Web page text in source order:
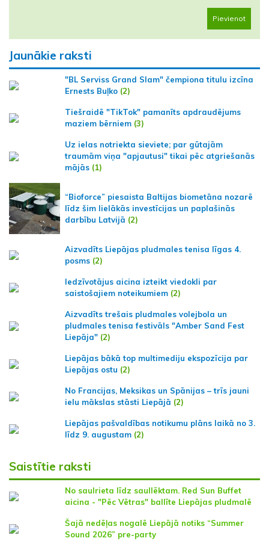
Pievienot
Jaunākie raksti
"BL Serviss Grand Slam" čempiona titulu izcīna
Ernests Buļko (2)
Tiešraidē "TikTok" pamanīts apdraudējums
maziem bērniem (3)
Uz ielas notriekta sieviete; par gūtajām
traumām viņa "apjautusi" tikai pēc atgriešanās
mājās (1)
“Bioforce” piesaista Baltijas biometāna nozarē
līdz šim lielākās investīcijas un paplašinās
darbību Latvijā (2)
Aizvadīts Liepājas pludmales tenisa līgas 4.
posms (2)
Iedzīvotājus aicina izteikt viedokli par
saistošajiem noteikumiem (2)
Aizvadīts trešais pludmales volejbola un
pludmales tenisa festivāls "Amber Sand Fest
Liepāja" (2)
Liepājas bākā top multimediju ekspozīcija par
Liepājas ostu (2)
No Francijas, Meksikas un Spānijas – trīs jauni
ielu mākslas stāsti Liepājā (2)
Liepājas pašvaldības notikumu plāns laikā no 3.
līdz 9. augustam (2)
Saistītie raksti
No saulrieta līdz saullēktam. Red Sun Buffet
aicina - "Pēc Vētras" ballīte Liepājas pludmalē
Šajā nedēļas nogalē Liepājā notiks “Summer
Sound 2026” pre-party